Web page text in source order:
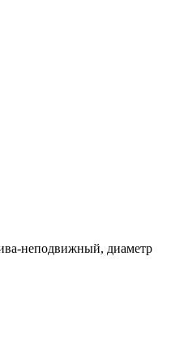
неподвижный, диаметр